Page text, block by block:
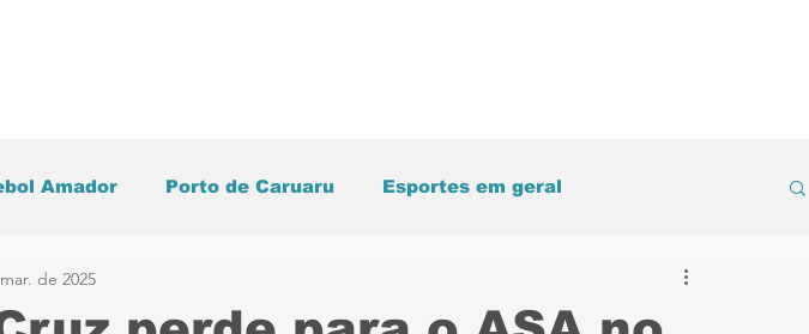
Amador Porto de Caruaru Esportes em geral
do Mundo Central de Caruaru
de 2025